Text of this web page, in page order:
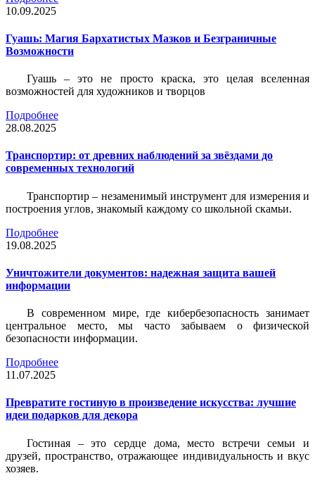
10.09.2025
Гуашь: Магия Бархатистых Мазков и Безграничные
Возможности
Гуашь – это не просто краска, это целая вселенная
возможностей для художников и творцов
Подробнее
28.08.2025
Транспортир: от древних наблюдений за звёздами до
современных технологий
Транспортир – незаменимый инструмент для измерения и
построения углов, знакомый каждому со школьной скамьи.
Подробнее
19.08.2025
Уничтожители документов: надежная защита вашей
информации
В современном мире, где кибербезопасность занимает
центральное место, мы часто забываем о физической
безопасности информации.
Подробнее
11.07.2025
Превратите гостиную в произведение искусства: лучшие
идеи подарков для декора
Гостиная – это сердце дома, место встречи семьи и
друзей, пространство, отражающее индивидуальность и вкус
хозяев.